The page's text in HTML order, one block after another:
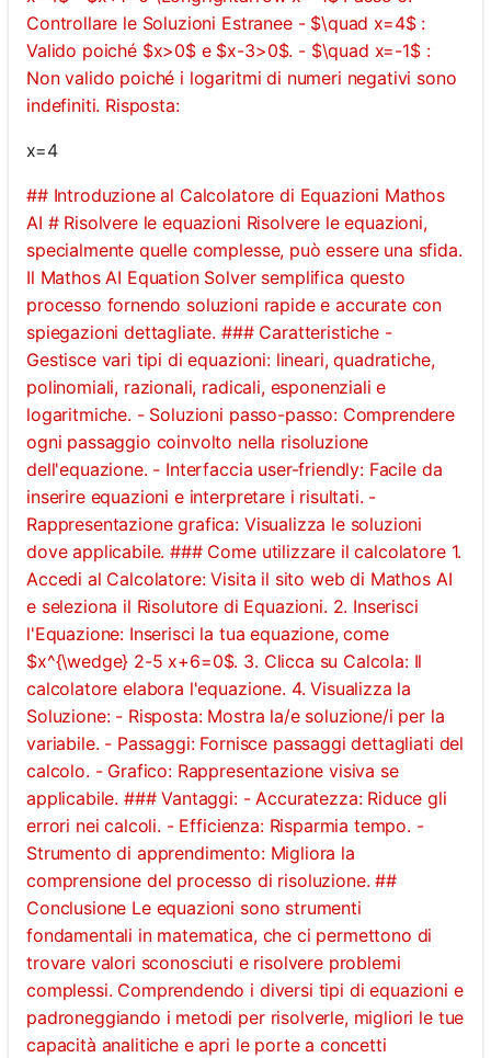
Controllare le Soluzioni Estranee - $\quad x=4$ :
Valido poiché $x>0$ e $x-3>0$. - $\quad x=-1$ :
Non valido poiché i logaritmi di numeri negativi sono
indefiniti. Risposta:
x=4
## Introduzione al Calcolatore di Equazioni Mathos
AI # Risolvere le equazioni Risolvere le equazioni,
specialmente quelle complesse, può essere una sfida.
Il Mathos AI Equation Solver semplifica questo
processo fornendo soluzioni rapide e accurate con
spiegazioni dettagliate. ### Caratteristiche -
Gestisce vari tipi di equazioni: lineari, quadratiche,
polinomiali, razionali, radicali, esponenziali e
logaritmiche. - Soluzioni passo-passo: Comprendere
ogni passaggio coinvolto nella risoluzione
dell'equazione. - Interfaccia user-friendly: Facile da
inserire equazioni e interpretare i risultati. -
Rappresentazione grafica: Visualizza le soluzioni
dove applicabile. ### Come utilizzare il calcolatore 1.
Accedi al Calcolatore: Visita il sito web di Mathos AI
e seleziona il Risolutore di Equazioni. 2. Inserisci
l'Equazione: Inserisci la tua equazione, come
$x^{\wedge} 2-5 x+6=0$. 3. Clicca su Calcola: Il
calcolatore elabora l'equazione. 4. Visualizza la
Soluzione: - Risposta: Mostra la/e soluzione/i per la
variabile. - Passaggi: Fornisce passaggi dettagliati del
calcolo. - Grafico: Rappresentazione visiva se
applicabile. ### Vantaggi: - Accuratezza: Riduce gli
errori nei calcoli. - Efficienza: Risparmia tempo. -
Strumento di apprendimento: Migliora la
comprensione del processo di risoluzione. ##
Conclusione Le equazioni sono strumenti
fondamentali in matematica, che ci permettono di
trovare valori sconosciuti e risolvere problemi
complessi. Comprendendo i diversi tipi di equazioni e
padroneggiando i metodi per risolverle, migliori le tue
capacità analitiche e apri le porte a concetti